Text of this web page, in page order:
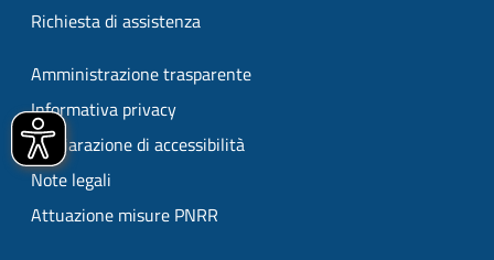
Richiesta di assistenza
Amministrazione trasparente
Informativa privacy
Dichiarazione di accessibilità
Note legali
Attuazione misure PNRR